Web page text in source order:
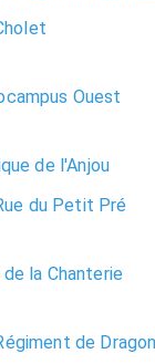
Ouest
de l'Anjou
du Petit Pré
la Chanterie
de